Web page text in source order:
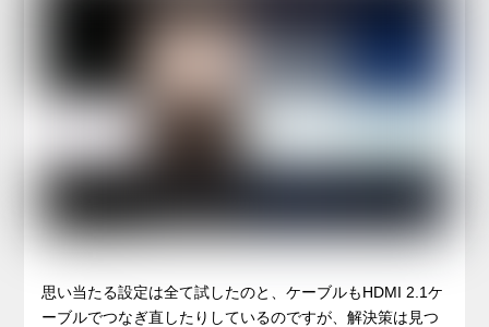
思い当たる設定は全て試したのと、ケーブルもHDMI 2.1ケ
ーブルでつなぎ直したりしているのですが、解決策は見つ